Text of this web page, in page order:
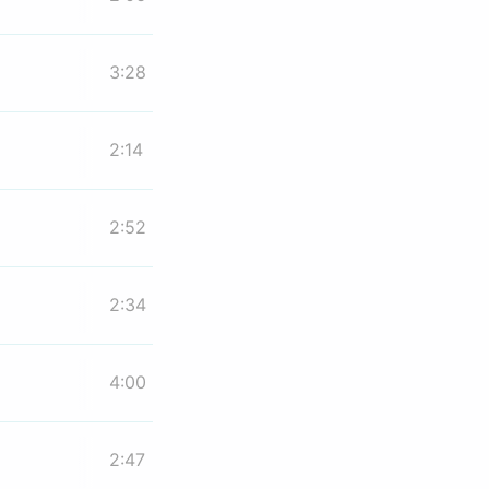
3:28
2:14
2:52
2:34
4:00
2:47